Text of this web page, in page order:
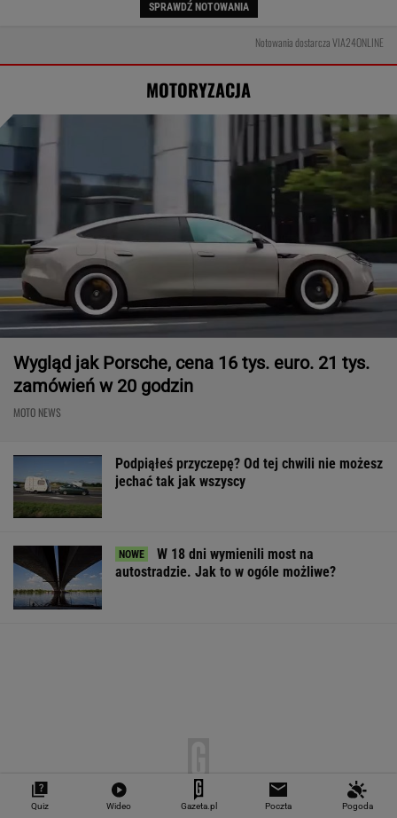
SPRAWDŹ NOTOWANIA
Notowania dostarcza VIA24ONLINE
MOTORYZACJA
Wygląd jak Porsche, cena 16 tys. euro. 21 tys.
zamówień w 20 godzin
MOTO NEWS
Podpiąłeś przyczepę? Od tej chwili nie możesz
jechać tak jak wszyscy
W 18 dni wymienili most na
autostradzie. Jak to w ogóle możliwe?
Quiz Wideo Gazeta.pl Poczta Pogoda